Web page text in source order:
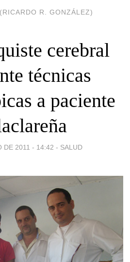
R. GONZÁLEZ)
cerebral
técnicas
a paciente
DE 2011 - 14:42 - SALUD